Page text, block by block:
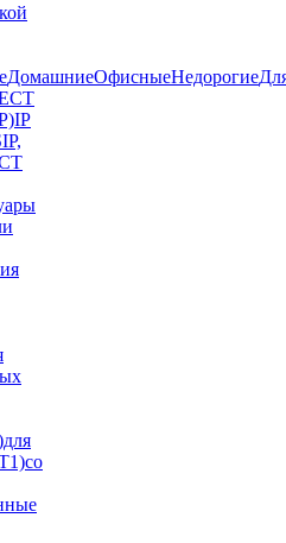
ДомашниеОфисныеНедорогие
IP
для
со